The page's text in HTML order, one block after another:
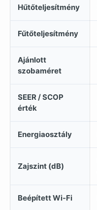
Hűtőteljesítmény
Fűtőteljesítmény
Ajánlott
szobaméret
SEER / SCOP
érték
Energiaosztály
Zajszint (dB)
Beépített Wi-Fi